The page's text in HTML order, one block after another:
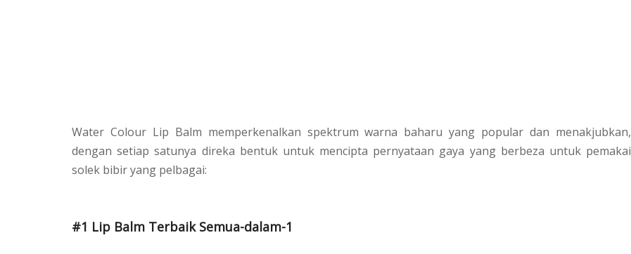
Water Colour Lip Balm memperkenalkan spektrum warna baharu yang popular dan menakjubkan,
dengan setiap satunya direka bentuk untuk mencipta pernyataan gaya yang berbeza untuk pemakai
solek bibir yang pelbagai:
#1 Lip Balm Terbaik Semua-dalam-1